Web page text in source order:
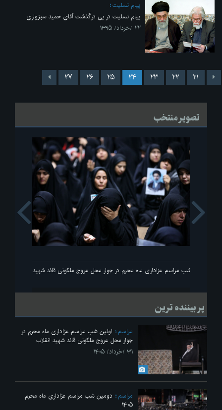
پیام تسلیت
پیام تسلیت در پی درگذشت آقای حمید سبزواری
۲۲ /خرداد/ ۱۳۹۵
۲۱ ۲۲ ۲۳ ۲۴ ۲۵ ۲۶ ۲۷
تصویر منتخب
اولین شب مراسم عزاداری ماه محرم در جوار محل عروج ملکوتی قائد شهید انقلاب
Next
پر بیننده ترین
مراسم
اولین شب مراسم عزاداری ماه محرم در
جوار محل عروج ملکوتی قائد شهید انقلاب
۳۱ /خرداد/ ۱۴۰۵
مراسم
دومین شب مراسم عزاداری ماه محرم
۱۴۰۵